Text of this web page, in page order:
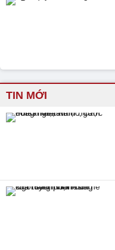
TIN MỚI